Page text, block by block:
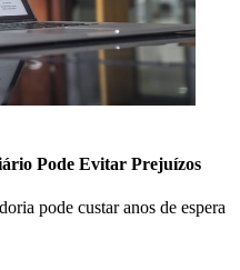
Pode Evitar Prejuízos
pode custar anos de espera